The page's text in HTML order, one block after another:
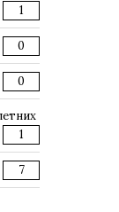
1
0
0
1
7